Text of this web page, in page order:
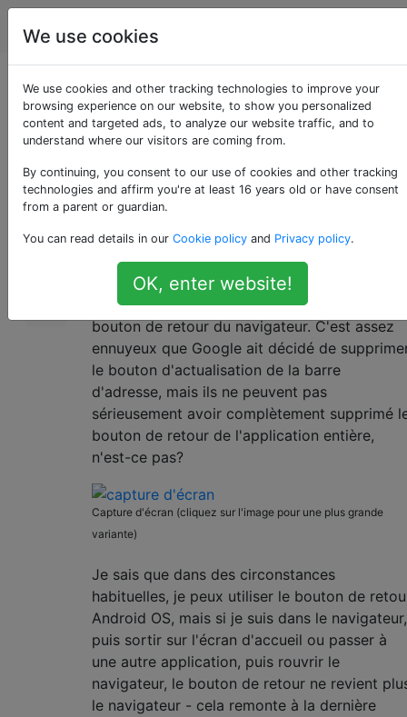
Android
Bouton arrière
Chrome 37
12
J'ai essayé différentes recherches Google à
réponse ou même quelqu'un signalant le
même problème.
Je ne peux pas pour la vie de moi trouver le
bouton de retour du navigateur. C'est assez
ennuyeux que Google ait décidé de
le bouton d'actualisation de la barre
d'adresse, mais ils ne peuvent pas
sérieusement avoir complètement supprimé
bouton de retour de l'application entière,
n'est-ce pas?
Capture d'écran (cliquez sur l'image pour une plus grande
variante)
Je sais que dans des circonstances
habituelles, je peux utiliser le bouton de
Android OS, mais si je suis dans le navigateur,
puis sortir sur l'écran d'accueil ou passer à
une autre application, puis rouvrir le
navigateur, le bouton de retour ne revient
le navigateur - cela remonte à la dernière
We use cookies
We use cookies and other tracking technologies to improve your
browsing experience on our website, to show you personalized
content and targeted ads, to analyze our website traffic, and to
understand where our visitors are coming from.
By continuing, you consent to our use of cookies and other tracking
technologies and affirm you're at least 16 years old or have consent
from a parent or guardian.
You can read details in our Cookie policy and Privacy policy.
OK, enter website!